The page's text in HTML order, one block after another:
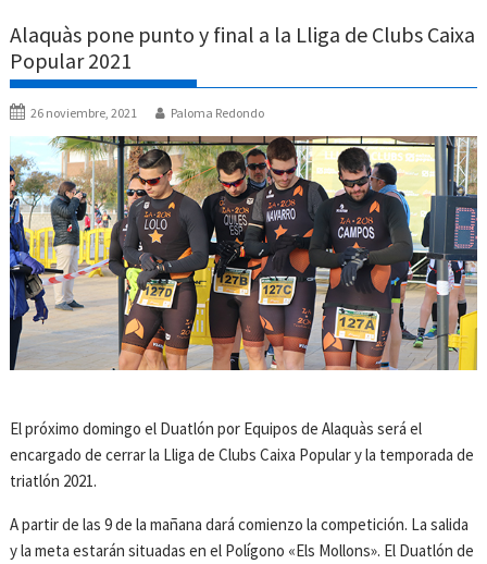
Alaquàs pone punto y final a la Lliga de Clubs Caixa
Popular 2021
26 noviembre, 2021 Paloma Redondo
El próximo domingo el Duatlón por Equipos de Alaquàs será el
encargado de cerrar la Lliga de Clubs Caixa Popular y la temporada de
triatlón 2021.
A partir de las 9 de la mañana dará comienzo la competición. La salida
y la meta estarán situadas en el Polígono «Els Mollons». El Duatlón de